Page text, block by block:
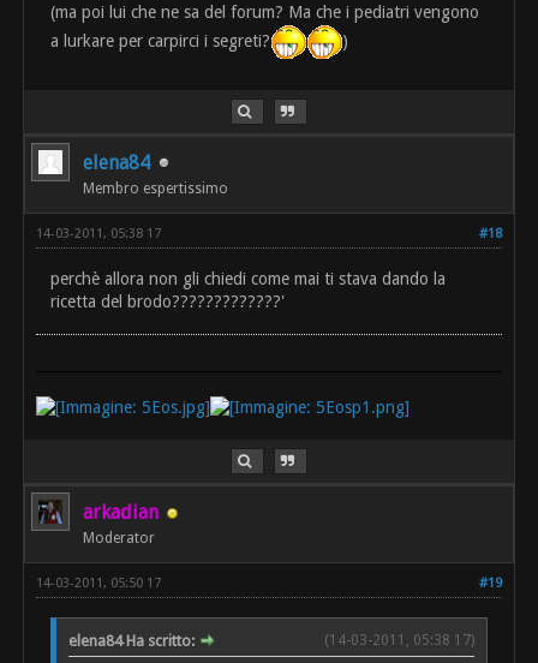
(ma poi lui che ne sa del forum? Ma che i pediatri vengono
a lurkare per carpirci i segreti?
)
elena84
Membro espertissimo
#18
14-03-2011, 05:38 17
perchè allora non gli chiedi come mai ti stava dando la
ricetta del brodo?????????????'
arkadian
Moderator
#19
14-03-2011, 05:50 17
(14-03-2011, 05:38 17)
elena84 Ha scritto: